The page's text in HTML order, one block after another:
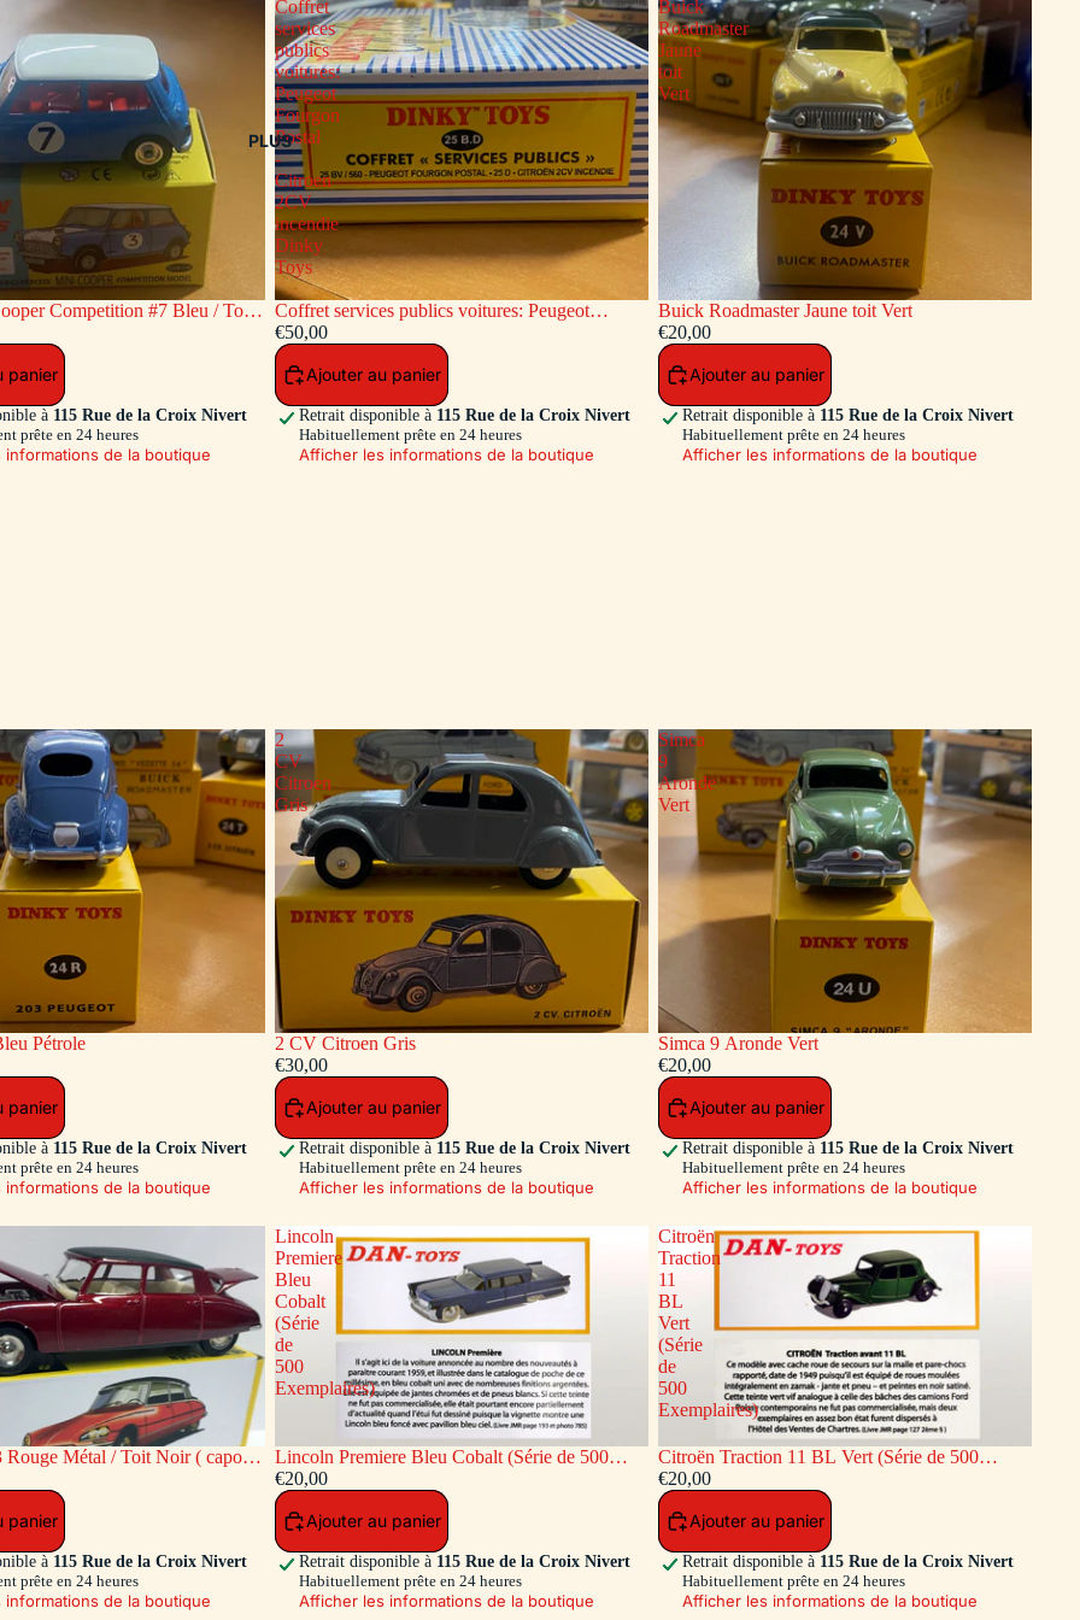
PLUS
Competition #7 Bleu / Toit
panier
à 115 Rue de la Croix Nivert
prête en 24 heures
de la boutique
Coffret
services
publics
voitures:
Peugeot
Fourgon
Postal
-
Citroen
2CV
incendie
Dinky
Toys
Coffret services publics voitures: Peugeot
Fourgon Postal - Citroen 2CV incendie Dinky
Toys
€50,00
Ajouter au panier
Retrait disponible à 115 Rue de la Croix Nivert
Habituellement prête en 24 heures
Afficher les informations de la boutique
Buick
Roadmaster
Jaune
toit
Vert
Buick Roadmaster Jaune toit Vert
€20,00
Ajouter au panier
Retrait disponible à 115 Rue de la Croix Nivert
Habituellement prête en 24 heures
Afficher les informations de la boutique
Pétrole
panier
à 115 Rue de la Croix Nivert
prête en 24 heures
de la boutique
2
CV
Citroen
Gris
2 CV Citroen Gris
€30,00
Ajouter au panier
Retrait disponible à 115 Rue de la Croix Nivert
Habituellement prête en 24 heures
Afficher les informations de la boutique
Simca
9
Aronde
Vert
Simca 9 Aronde Vert
€20,00
Ajouter au panier
Retrait disponible à 115 Rue de la Croix Nivert
Habituellement prête en 24 heures
Afficher les informations de la boutique
Rouge Métal / Toit Noir ( capot
ouvrants)
panier
à 115 Rue de la Croix Nivert
prête en 24 heures
de la boutique
Lincoln
Premiere
Bleu
Cobalt
(Série
de
500
Exemplaires)
Lincoln Premiere Bleu Cobalt (Série de 500
Exemplaires)
€20,00
Ajouter au panier
Retrait disponible à 115 Rue de la Croix Nivert
Habituellement prête en 24 heures
Afficher les informations de la boutique
Citroën
Traction
11
BL
Vert
(Série
de
500
Exemplaires)
Citroën Traction 11 BL Vert (Série de 500
Exemplaires)
€20,00
Ajouter au panier
Retrait disponible à 115 Rue de la Croix Nivert
Habituellement prête en 24 heures
Afficher les informations de la boutique